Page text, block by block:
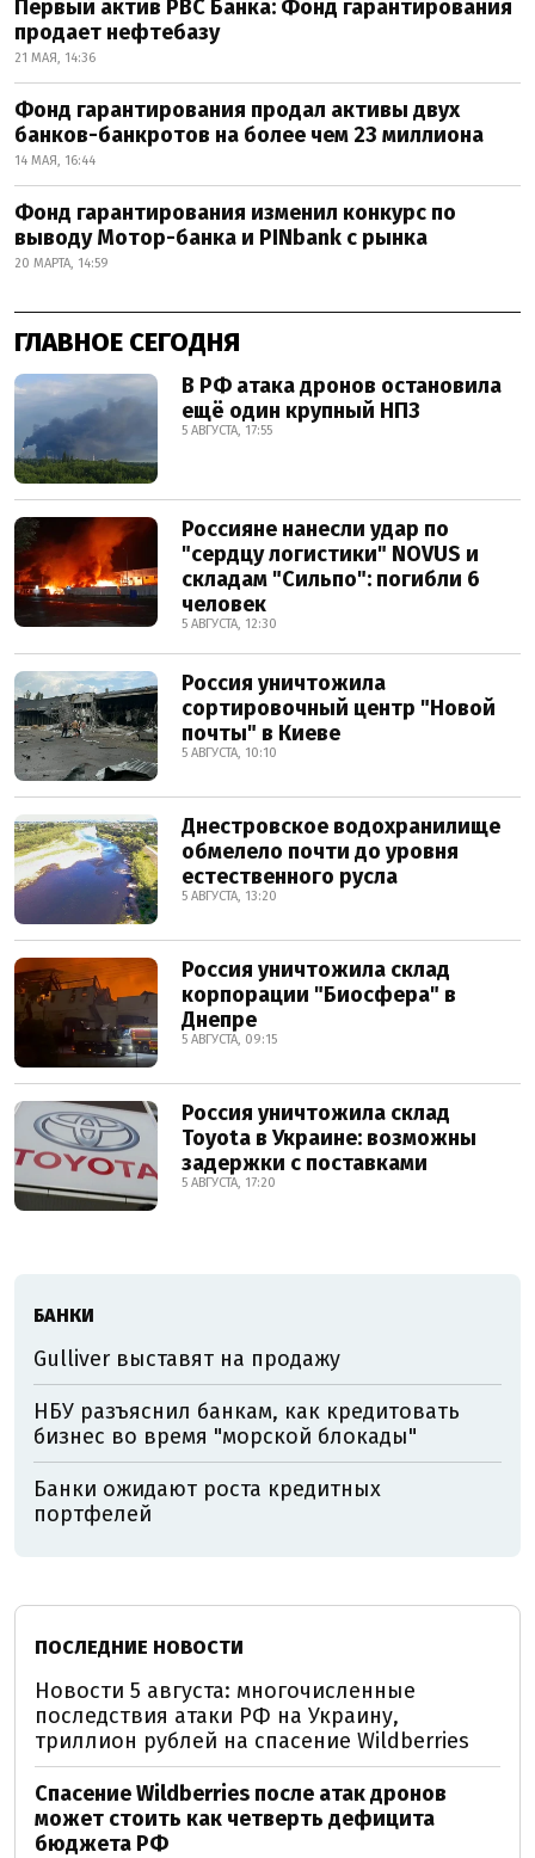
Первый актив РВС Банка: Фонд гарантирования
продает нефтебазу
21 МАЯ, 14:36
Фонд гарантирования продал активы двух
банков-банкротов на более чем 23 миллиона
14 МАЯ, 16:44
Фонд гарантирования изменил конкурс по
выводу Мотор-банка и PINbank с рынка
20 МАРТА, 14:59
ГЛАВНОЕ СЕГОДНЯ
В РФ атака дронов остановила
ещё один крупный НПЗ
5 АВГУСТА, 17:55
Россияне нанесли удар по
"сердцу логистики" NOVUS и
складам "Сильпо": погибли 6
человек
5 АВГУСТА, 12:30
Россия уничтожила
сортировочный центр "Новой
почты" в Киеве
5 АВГУСТА, 10:10
Днестровское водохранилище
обмелело почти до уровня
естественного русла
5 АВГУСТА, 13:20
Россия уничтожила склад
корпорации "Биосфера" в
Днепре
5 АВГУСТА, 09:15
Россия уничтожила склад
Toyota в Украине: возможны
задержки с поставками
5 АВГУСТА, 17:20
БАНКИ
Gulliver выставят на продажу
НБУ разъяснил банкам, как кредитовать
бизнес во время "морской блокады"
Банки ожидают роста кредитных
портфелей
ПОСЛЕДНИЕ НОВОСТИ
Новости 5 августа: многочисленные
последствия атаки РФ на Украину,
триллион рублей на спасение Wildberries
Спасение Wildberries после атак дронов
может стоить как четверть дефицита
бюджета РФ